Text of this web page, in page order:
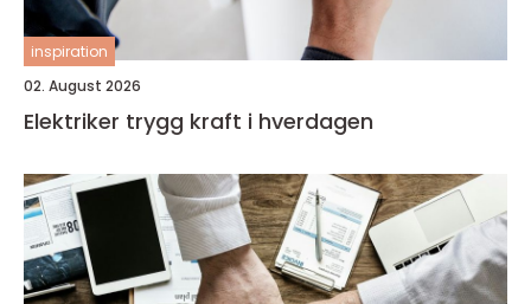
inspiration
02. August 2026
Elektriker trygg kraft i hverdagen